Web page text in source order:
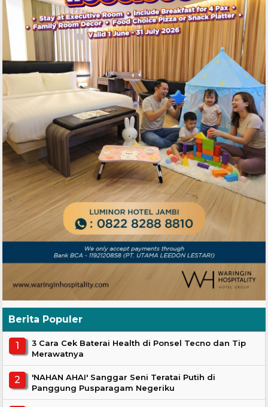
Berita Populer
3 Cara Cek Baterai Health di Ponsel Tecno dan Tip
Merawatnya
'NAHAN AHAI' Sanggar Seni Teratai Putih di
Panggung Pusparagam Negeriku